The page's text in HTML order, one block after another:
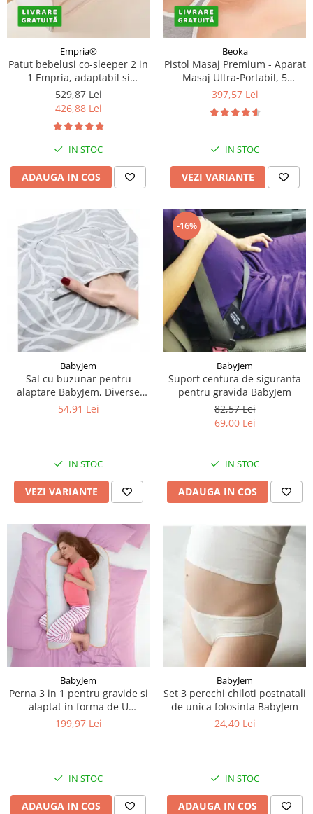
Empria®
Patut bebelusi co-sleeper 2 in
1 Empria, adaptabil si
portabil, transformabil in
bariera pat copii, dimensiune
patut 97 × 44 × 40 cm,
dimensiune bariera 185 × 40
cm, reglabil pe inaltime,
pliabil
529,87 Lei
426,88 Lei
IN STOC
ADAUGA IN COS
Beoka
Pistol Masaj Premium - Aparat
Masaj Ultra-Portabil, 5
Capete, 5 Viteze, 3000
Carcasa Depozitare,Diverse
397,57 Lei
IN STOC
VEZI VARIANTE
BabyJem
Sal cu buzunar pentru
alaptare BabyJem, Diverse
culori
54,91 Lei
IN STOC
VEZI VARIANTE
-16%
BabyJem
Suport centura de siguranta
pentru gravida BabyJem
82,57 Lei
69,00 Lei
IN STOC
ADAUGA IN COS
BabyJem
Perna 3 in 1 pentru gravide si
alaptat in forma de U
BabyJem
199,97 Lei
IN STOC
ADAUGA IN COS
BabyJem
Set 3 perechi chiloti postnatali
de unica folosinta BabyJem
24,40 Lei
IN STOC
ADAUGA IN COS